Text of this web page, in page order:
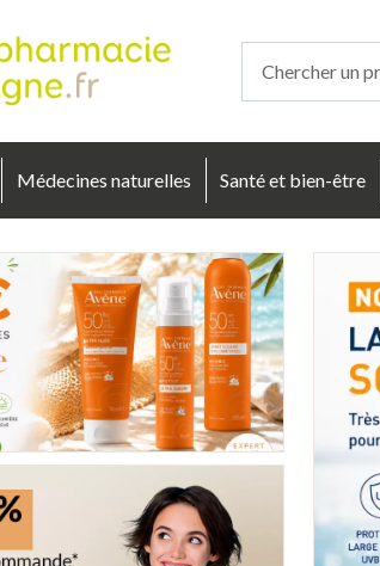
Médecines naturelles Santé et bien-être